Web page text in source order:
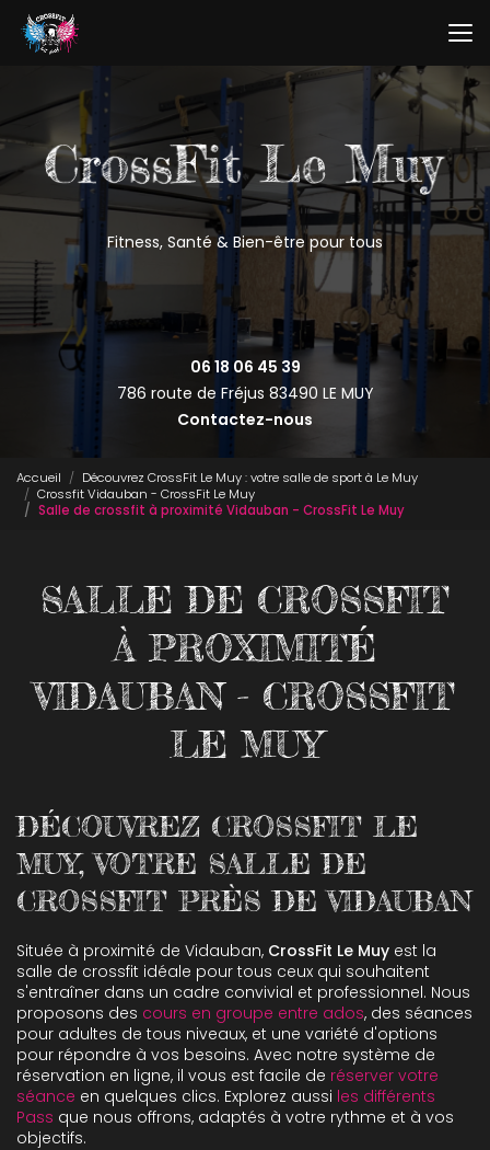
Aller
contenu
Fitness, Santé & Bien-être pour tous
06 18 06 45 39
786 route de Fréjus 83490 LE MUY
Contactez-nous
Accueil
Découvrez CrossFit Le Muy : votre salle de sport à Le Muy
Crossfit Vidauban - CrossFit Le Muy
Salle de crossfit à proximité Vidauban - CrossFit Le Muy
SALLE DE CROSSFIT
À PROXIMITÉ
VIDAUBAN - CROSSFIT
LE MUY
DÉCOUVREZ CROSSFIT LE
MUY, VOTRE SALLE DE
CROSSFIT PRÈS DE VIDAUBAN
Située à proximité de Vidauban, CrossFit Le Muy est la
salle de crossfit idéale pour tous ceux qui souhaitent
s'entraîner dans un cadre convivial et professionnel. Nous
proposons des cours en groupe entre ados, des séances
pour adultes de tous niveaux, et une variété d'options
pour répondre à vos besoins. Avec notre système de
réservation en ligne, il vous est facile de réserver votre
séance en quelques clics. Explorez aussi les différents
Pass que nous offrons, adaptés à votre rythme et à vos
objectifs.